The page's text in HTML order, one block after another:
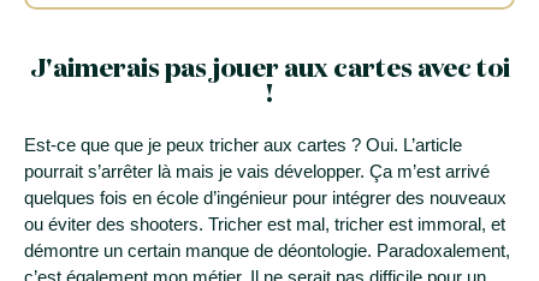
J'aimerais pas jouer aux cartes avec toi
!
Est-ce que que je peux tricher aux cartes ? Oui. L’article
pourrait s’arrêter là mais je vais développer. Ça m’est arrivé
quelques fois en école d’ingénieur pour intégrer des nouveaux
ou éviter des shooters. Tricher est mal, tricher est immoral, et
démontre un certain manque de déontologie. Paradoxalement,
c’est également mon métier. Il ne serait pas difficile pour un